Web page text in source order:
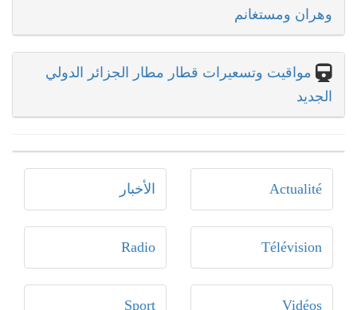
وهران ومستغانم
مواقيت وتسعيرات قطار مطار الجزائر الدولي
الجديد
Actualité الأخبار
Télévision
Radio
Vidéos
Sport